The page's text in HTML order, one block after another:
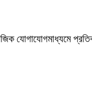
যোগাযোগমাধ্যমে